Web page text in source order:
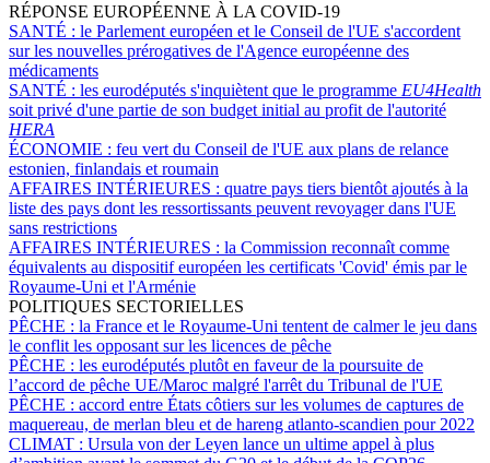
RÉPONSE EUROPÉENNE À LA COVID-19
SANTÉ : le Parlement européen et le Conseil de l'UE s'accordent
sur les nouvelles prérogatives de l'Agence européenne des
médicaments
SANTÉ : les eurodéputés s'inquiètent que le programme EU4Health
soit privé d'une partie de son budget initial au profit de l'autorité
HERA
ÉCONOMIE : feu vert du Conseil de l'UE aux plans de relance
estonien, finlandais et roumain
AFFAIRES INTÉRIEURES : quatre pays tiers bientôt ajoutés à la
liste des pays dont les ressortissants peuvent revoyager dans l'UE
sans restrictions
AFFAIRES INTÉRIEURES : la Commission reconnaît comme
équivalents au dispositif européen les certificats 'Covid' émis par le
Royaume-Uni et l'Arménie
POLITIQUES SECTORIELLES
PÊCHE : la France et le Royaume-Uni tentent de calmer le jeu dans
le conflit les opposant sur les licences de pêche
PÊCHE : les eurodéputés plutôt en faveur de la poursuite de
l’accord de pêche UE/Maroc malgré l'arrêt du Tribunal de l'UE
PÊCHE : accord entre États côtiers sur les volumes de captures de
maquereau, de merlan bleu et de hareng atlanto-scandien pour 2022
CLIMAT : Ursula von der Leyen lance un ultime appel à plus